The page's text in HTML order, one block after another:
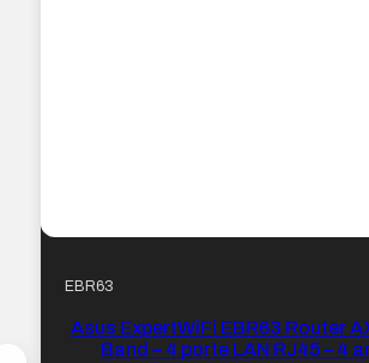
EBR63
Asus ExpertWiFi EBR63 Router
Band – 4 porte LAN RJ45 – 4